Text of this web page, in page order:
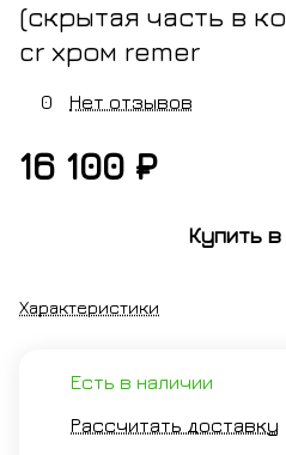
(скрытая часть в
cr хром remer
0 Нет отзывов
16 100 ₽
Купить в
Характеристики
Есть в наличии
Рассчитать доставку